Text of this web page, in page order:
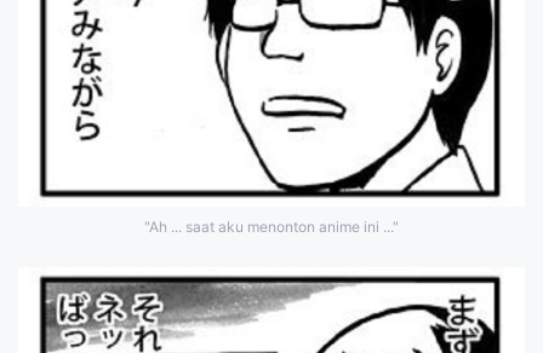
"Ah ... saat aku menonton anime ini ..."